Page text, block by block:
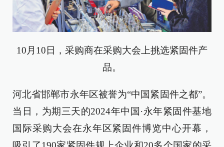
10月10日，采购商在采购大会上挑选紧固件产
品。
河北省邯郸市永年区被誉为“中国紧固件之都”。
当日，为期三天的2024年中国·永年紧固件基地
国际采购大会在永年区紧固件博览中心开幕，